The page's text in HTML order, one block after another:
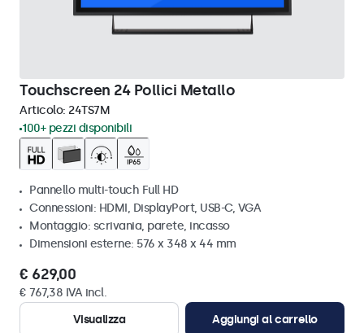
Touchscreen 24 Pollici Metallo
Articolo: 24TS7M
100+ pezzi disponibili
Pannello multi-touch Full HD
Connessioni: HDMI, DisplayPort, USB-C, VGA
Montaggio: scrivania, parete, incasso
Dimensioni esterne: 576 x 348 x 44 mm
€ 629,00
€ 767,38 IVA incl.
Visualizza
Aggiungi al carrello